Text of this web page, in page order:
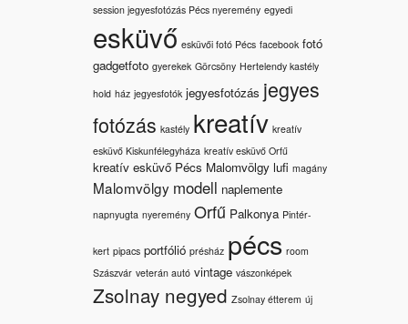
session jegyesfotózás Pécs nyeremény egyedi
esküvő esküvői fotó Pécs facebook fotó
gadgetfoto gyerekek Görcsöny Hertelendy kastély
hold ház jegyesfotók jegyesfotózás jegyes
fotózás kastély kreatív kreatív
esküvő Kiskunfélegyháza kreatív esküvő Orfű
kreatív esküvő Pécs Malomvölgy lufi magány
Malomvölgy modell naplemente
napnyugta nyeremény Orfű Palkonya Pintér-
kert pipacs portfólió présház pécs room
Szászvár veterán autó vintage vászonképek
Zsolnay negyed Zsolnay étterem új